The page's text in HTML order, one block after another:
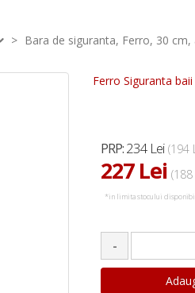
> Bara de siguranta, Ferro, 30 cm,
Ferro Siguranta baii
PRP:234 Lei (194
227 Lei (188
*in limita stocului
-